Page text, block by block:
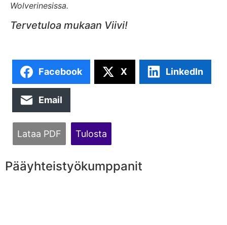
Wolverinesissa.
Tervetuloa mukaan Viivi!
Facebook X LinkedIn
Email
Lataa PDF Tulosta
Pääyhteistyökumppanit